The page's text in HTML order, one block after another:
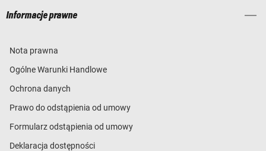
Informacje prawne
Nota prawna
Ogólne Warunki Handlowe
Ochrona danych
Prawo do odstąpienia od umowy
Formularz odstąpienia od umowy
Deklaracja dostępności